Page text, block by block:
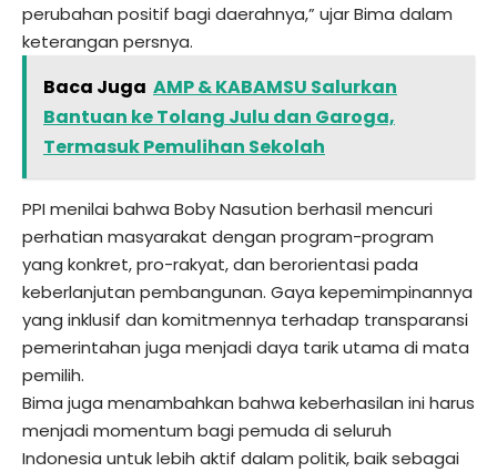
perubahan positif bagi daerahnya,” ujar Bima dalam
keterangan persnya.
Baca Juga AMP & KABAMSU Salurkan
Bantuan ke Tolang Julu dan Garoga,
Termasuk Pemulihan Sekolah
PPI menilai bahwa Boby Nasution berhasil mencuri
perhatian masyarakat dengan program-program
yang konkret, pro-rakyat, dan berorientasi pada
keberlanjutan pembangunan. Gaya kepemimpinannya
yang inklusif dan komitmennya terhadap transparansi
pemerintahan juga menjadi daya tarik utama di mata
pemilih.
Bima juga menambahkan bahwa keberhasilan ini harus
menjadi momentum bagi pemuda di seluruh
Indonesia untuk lebih aktif dalam politik, baik sebagai